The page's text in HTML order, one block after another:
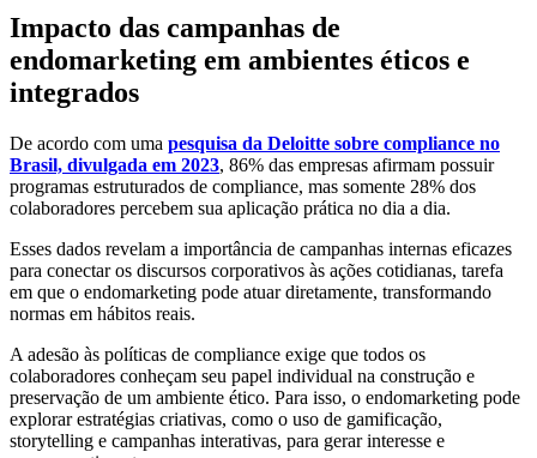
Impacto das campanhas de
endomarketing em ambientes éticos e
integrados
De acordo com uma pesquisa da Deloitte sobre compliance no
Brasil, divulgada em 2023, 86% das empresas afirmam possuir
programas estruturados de compliance, mas somente 28% dos
colaboradores percebem sua aplicação prática no dia a dia.
Esses dados revelam a importância de campanhas internas eficazes
para conectar os discursos corporativos às ações cotidianas, tarefa
em que o endomarketing pode atuar diretamente, transformando
normas em hábitos reais.
A adesão às políticas de compliance exige que todos os
colaboradores conheçam seu papel individual na construção e
preservação de um ambiente ético. Para isso, o endomarketing pode
explorar estratégias criativas, como o uso de gamificação,
storytelling e campanhas interativas, para gerar interesse e